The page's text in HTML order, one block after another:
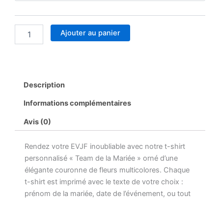
personnalisé
–
Couronne
florale
Mariée
prénom
date
Enterrement
Ajouter au panier
Description
Informations complémentaires
Avis (0)
Rendez votre EVJF inoubliable avec notre t-shirt
personnalisé « Team de la Mariée » orné d’une
élégante couronne de fleurs multicolores. Chaque
t-shirt est imprimé avec le texte de votre choix :
prénom de la mariée, date de l’événement, ou tout